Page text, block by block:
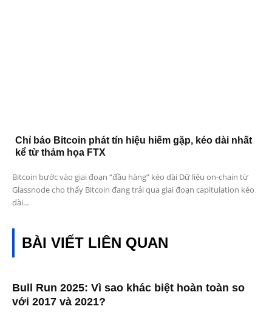
Chỉ báo Bitcoin phát tín hiệu hiếm gặp, kéo dài nhất
kể từ thảm họa FTX
Bitcoin bước vào giai đoạn “đầu hàng” kéo dài Dữ liệu on-chain từ
Glassnode cho thấy Bitcoin đang trải qua giai đoạn capitulation kéo
dài...
BÀI VIẾT LIÊN QUAN
Bull Run 2025: Vì sao khác biệt hoàn toàn so
với 2017 và 2021?